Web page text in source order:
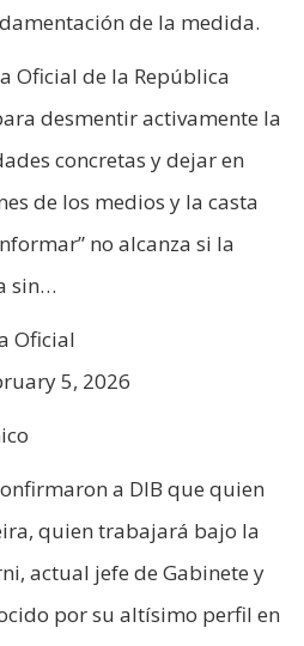
de la medida.
Oficial de la República
desmentir activamente la
concretas y dejar en
de los medios y la casta
no alcanza si la
sin…
Oficial
5, 2026
a DIB que quien
quien trabajará bajo la
actual jefe de Gabinete y
por su altísimo perfil en